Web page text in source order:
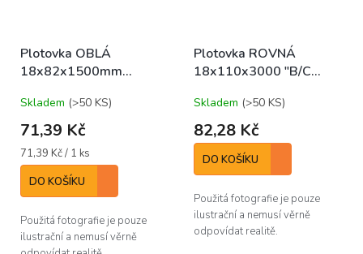
Plotovka OBLÁ
18x82x1500mm
Skladem (>50 KS)
71,39 Kč
Měrná
cena:
71,39 Kč / 1 ks
DO KOŠÍKU
Použitá fotografie je pouze
ilustrační a nemusí věrně
Plotovka ROVNÁ
18x110x3000 "B/C
Skladem (>50 KS)
82,28 Kč
DO KOŠÍKU
Použitá fotografie je pouze
ilustrační a nemusí věrně
odpovídat realitě.